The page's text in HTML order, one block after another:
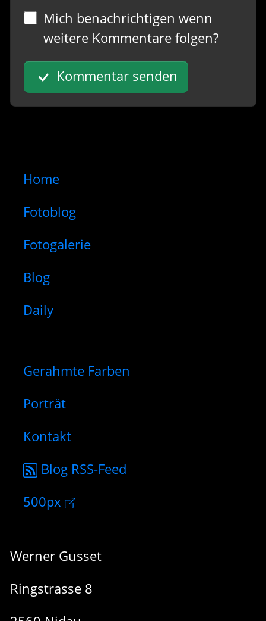
Mich benachrichtigen wenn
weitere Kommentare folgen?
Kommentar senden
Home
Fotoblog
Fotogalerie
Blog
Daily
Gerahmte Farben
Porträt
Kontakt
Blog RSS-Feed
500px
Werner Gusset
Ringstrasse 8